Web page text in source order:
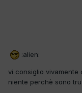
:alien:
vi consiglio vivamente
niente perchè sono